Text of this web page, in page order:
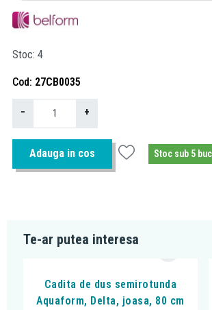
Stoc 4
Cod 27CB0035
− +
Adauga in cos Stoc sub 5
Te-ar putea interesa
Cadita de dus semirotunda
Aquaform, Delta, joasa, 80 cm